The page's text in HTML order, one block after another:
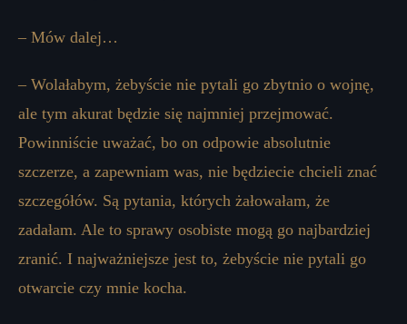
– Mów dalej…
– Wolałabym, żebyście nie pytali go zbytnio o wojnę,
ale tym akurat będzie się najmniej przejmować.
Powinniście uważać, bo on odpowie absolutnie
szczerze, a zapewniam was, nie będziecie chcieli znać
szczegółów. Są pytania, których żałowałam, że
zadałam. Ale to sprawy osobiste mogą go najbardziej
zranić. I najważniejsze jest to, żebyście nie pytali go
otwarcie czy mnie kocha.